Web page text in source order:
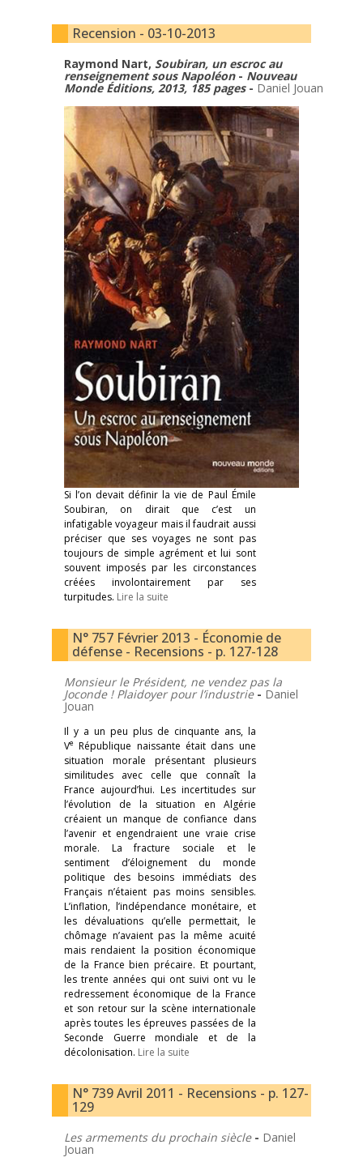
Recension - 03-10-2013
Raymond Nart, Soubiran, un escroc au
renseignement sous Napoléon- Nouveau
Monde Éditions, 2013, 185 pages- Daniel Jouan
Si l’on devait définir la vie de Paul Émile
Soubiran, on dirait que c’est un
infatigable voyageur mais il faudrait aussi
préciser que ses voyages ne sont pas
toujours de simple agrément et lui sont
souvent imposés par les circonstances
créées involontairement par ses
turpitudes. Lire la suite
N° 757 Février 2013 - Économie de
défense - Recensions - p. 127-128
Monsieur le Président, ne vendez pas la
Joconde ! Plaidoyer pour l’industrie - Daniel
Jouan
Il y a un peu plus de cinquante ans, la
Ve République naissante était dans une
situation morale présentant plusieurs
similitudes avec celle que connaît la
France aujourd’hui. Les incertitudes sur
l’évolution de la situation en Algérie
créaient un manque de confiance dans
l’avenir et engendraient une vraie crise
morale. La fracture sociale et le
sentiment d’éloignement du monde
politique des besoins immédiats des
Français n’étaient pas moins sensibles.
L’inflation, l’indépendance monétaire, et
les dévaluations qu’elle permettait, le
chômage n’avaient pas la même acuité
mais rendaient la position économique
de la France bien précaire. Et pourtant,
les trente années qui ont suivi ont vu le
redressement économique de la France
et son retour sur la scène internationale
après toutes les épreuves passées de la
Seconde Guerre mondiale et de la
décolonisation. Lire la suite
N° 739 Avril 2011 - Recensions - p. 127-
129
Les armements du prochain siècle - Daniel
Jouan